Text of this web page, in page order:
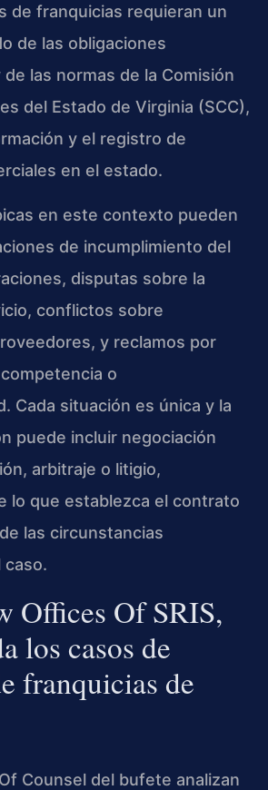
de franquicias requieran un
de las obligaciones
las normas de la Comisión
del Estado de Virginia (SCC),
y el registro de
en el estado.
en este contexto pueden
de incumplimiento del
disputas sobre la
conflictos sobre
y reclamos por
o
Cada situación es única y la
puede incluir negociación
arbitraje o litigio,
lo que establezca el contrato
las circunstancias
caso.
Offices Of SRIS,
los casos de
franquicias de
Counsel del bufete analizan